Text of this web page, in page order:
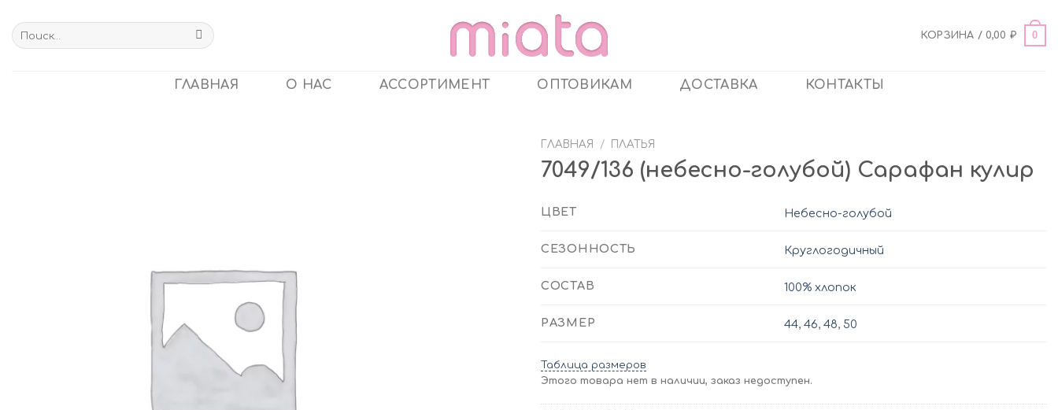
content
Искать:
КОРЗИНА /0,00 ₽ 0
ГЛАВНАЯ О НАС АССОРТИМЕНТ ОПТОВИКАМ ДОСТАВКА КОНТАКТЫ
ГЛАВНАЯ / ПЛАТЬЯ
7049/136 (небесно-голубой) Сарафан кулир
ЦВЕТ Небесно-голубой
СЕЗОННОСТЬ Круглогодичный
СОСТАВ 100% хлопок
РАЗМЕР 44,46,48, 50
Таблица размеров
Этого товара нет в наличии, заказ недоступен.